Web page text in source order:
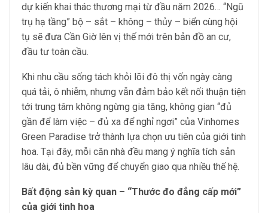
dự kiến khai thác thương mại từ đầu năm 2026… “Ngũ
trụ hạ tầng” bộ – sắt – không – thủy – biển cùng hội
tụ sẽ đưa Cần Giờ lên vị thế mới trên bản đồ an cư,
đầu tư toàn cầu.
Khi nhu cầu sống tách khỏi lõi đô thị vốn ngày càng
quá tải, ô nhiễm, nhưng vẫn đảm bảo kết nối thuận tiện
tới trung tâm không ngừng gia tăng, không gian “đủ
gần để làm việc – đủ xa để nghỉ ngơi” của Vinhomes
Green Paradise trở thành lựa chọn ưu tiên của giới tinh
hoa. Tại đây, mỗi căn nhà đều mang ý nghĩa tích sản
lâu dài, đủ bền vững để chuyển giao qua nhiều thế hệ.
Bất động sản kỳ quan – “Thước đo đẳng cấp mới”
của giới tinh hoa